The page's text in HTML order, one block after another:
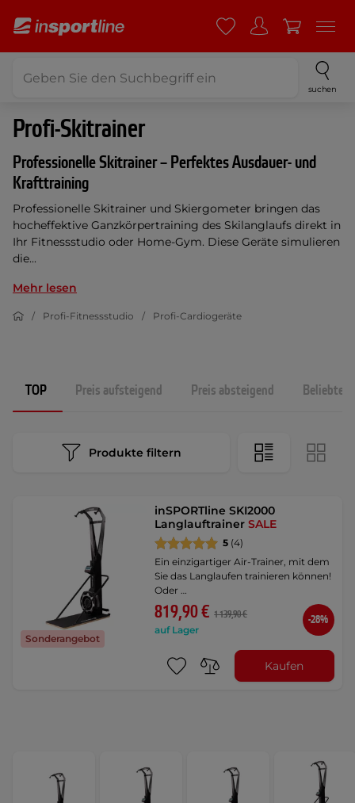
suchen
Profi-Skitrainer
Professionelle Skitrainer – Perfektes Ausdauer- und
Krafttraining
Professionelle Skitrainer und Skiergometer bringen das
hocheffektive Ganzkörpertraining des Skilanglaufs direkt in
Ihr Fitnessstudio oder Home-Gym. Diese Geräte simulieren
die...
Mehr lesen
Profi-Fitnessstudio Profi-Cardiogeräte
TOP Preis aufsteigend Preis absteigend
Produkte filtern
Sonderangebot
inSPORTline SKI2000
LanglauftrainerSALE
5 (4)
Ein einzigartiger Air-Trainer, mit dem
Sie das Langlaufen trainieren können!
Oder …
819,90 € 1 139,90 €
auf Lager
-28%
Kaufen